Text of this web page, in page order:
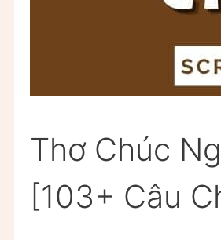
Thơ Chúc
[103+ Câu